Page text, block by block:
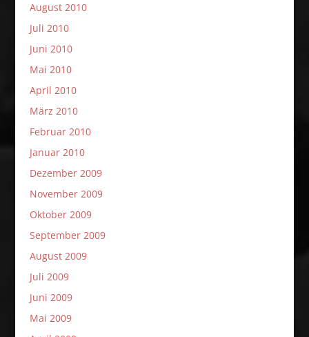
August 2010
Juli 2010
Juni 2010
Mai 2010
April 2010
März 2010
Februar 2010
Januar 2010
Dezember 2009
November 2009
Oktober 2009
September 2009
August 2009
Juli 2009
Juni 2009
Mai 2009